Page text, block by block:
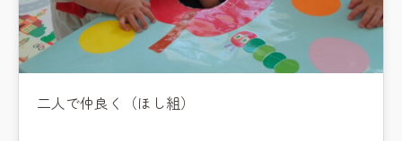
二人で仲良く（ほし組）